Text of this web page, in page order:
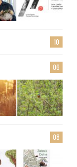
10
06
08